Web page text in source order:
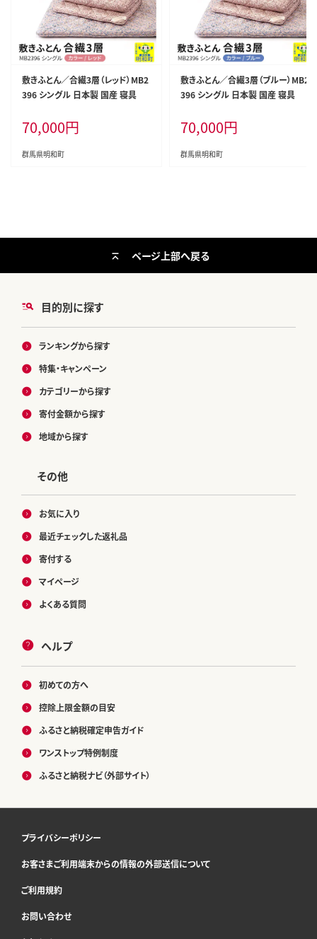
敷きふとん／合繊3層（レッド）MB2
396 シングル 日本製 国産 寝具
70,000円
群馬県明和町
敷きふとん／合繊3層（ブルー）MB2
396 シングル 日本製 国産 寝具
70,000円
群馬県明和町
目的別に探す
ランキングから探す
特集・キャンペーン
カテゴリーから探す
寄付金額から探す
地域から探す
その他
お気に入り
最近チェックした返礼品
寄付する
マイページ
よくある質問
ヘルプ
初めての方へ
控除上限金額の目安
ふるさと納税確定申告ガイド
ワンストップ特例制度
ふるさと納税ナビ（外部サイト）
ページ上部へ戻る
プライバシーポリシー
お客さまご利用端末からの情報の外部送信について
ご利用規約
お問い合わせ